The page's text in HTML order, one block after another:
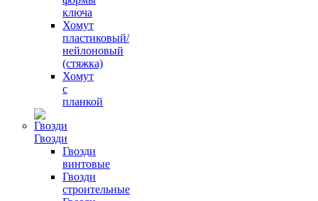
ключа
Хомут
пластиковый/
нейлоновый
(стяжка)
Хомут
с
планкой
Гвозди
Гвозди
винтовые
Гвозди
строительные